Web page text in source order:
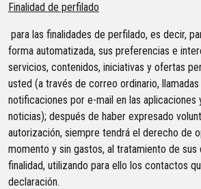
Finalidad de perfilado
para las finalidades de perfilado, es decir,
forma automatizada, sus preferencias e
servicios, contenidos, iniciativas y ofertas
usted (a través de correo ordinario,
notificaciones por e-mail en las aplicaciones
noticias); después de haber expresado
autorización, siempre tendrá el derecho de
momento y sin gastos, al tratamiento de sus
finalidad, utilizando para ello los contactos
declaración.